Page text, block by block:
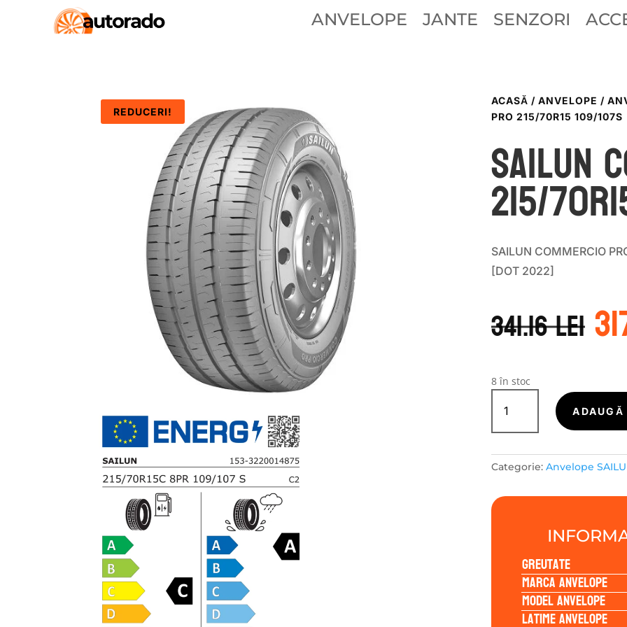
ANVELOPE JANTE SENZORI
REDUCERI!
ACASĂ / ANVELOPE /
PRO 215/70R15 109/107S
Sailun
215/
SAILUN COMMERCIO
[DOT 2022]
341.16leia
8 în stoc
Cantitate
Sailun
COMMERCIO
215/70R15
109/107S
ADAUGĂ
Categorie: Anvelope
Greutate
Marca anvelope
Model anvelope
Latime anvelope